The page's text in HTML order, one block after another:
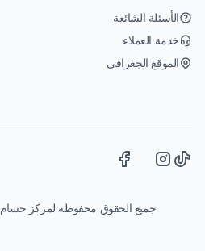
الأسئلة الشائعة
خدمة العملاء
الموقع الجغرافي
جميع الحقوق محفوظة لمركز حسام 2026